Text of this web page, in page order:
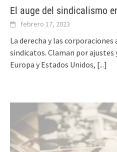
El auge del sindicalismo
febrero 17, 2023
La derecha y las
sindicatos. Claman por ajustes
Europa y Estados Unidos, [...]